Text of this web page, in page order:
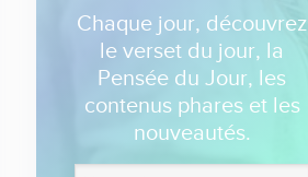
Chaque jour, découvrez
le verset du jour, la
Pensée du Jour, les
contenus phares et les
nouveautés.